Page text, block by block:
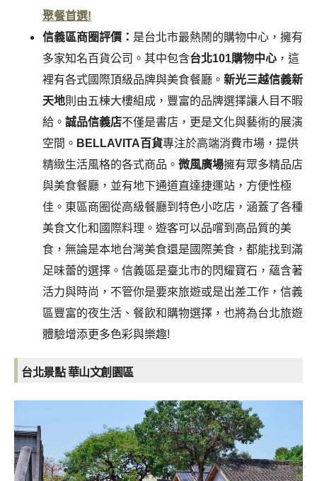
聚餐首選!
信義區商圈評價： 是台北市最熱鬧的購物中心，擁有
多家知名百貨公司。其中包含台北101購物中心 ，這
裡有各式國際頂級品牌與美食餐廳。 新光三越信義新
天地則由五棟大樓組成，豐富的品牌選擇讓人目不暇
給。 誠品信義店不僅是書店，更是文化與藝術的展演
空間。 BELLAVITA百貨專注於高端消費市場，提供
精緻生活風格的各式商品。 微風廣場擁有眾多精品店
與美食餐廳，並有地下通道直達捷運站，方便性極
佳。東區商圈從高級餐廳到特色小吃店，涵蓋了各種
美食文化和國際料理。遊客可以品嚐到高品質的美
食，無論是本地台灣美食還是國際美食，都能找到滿
足味蕾的選擇。信義區是臺北市的閃耀寶石，蘊含著
活力與時尚 ，不管你是要來旅遊或是出差工作， 信義
區豐富的夜生活、餐飲和購物選擇，也將為台北旅遊
體驗增添更多色彩與樂趣!
台北景點 華山文創園區